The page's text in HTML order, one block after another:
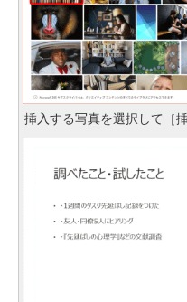
挿入する写真を選択して［